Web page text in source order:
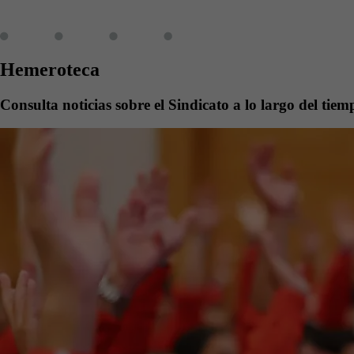
Hemeroteca
Consulta noticias sobre el Sindicato a lo largo del